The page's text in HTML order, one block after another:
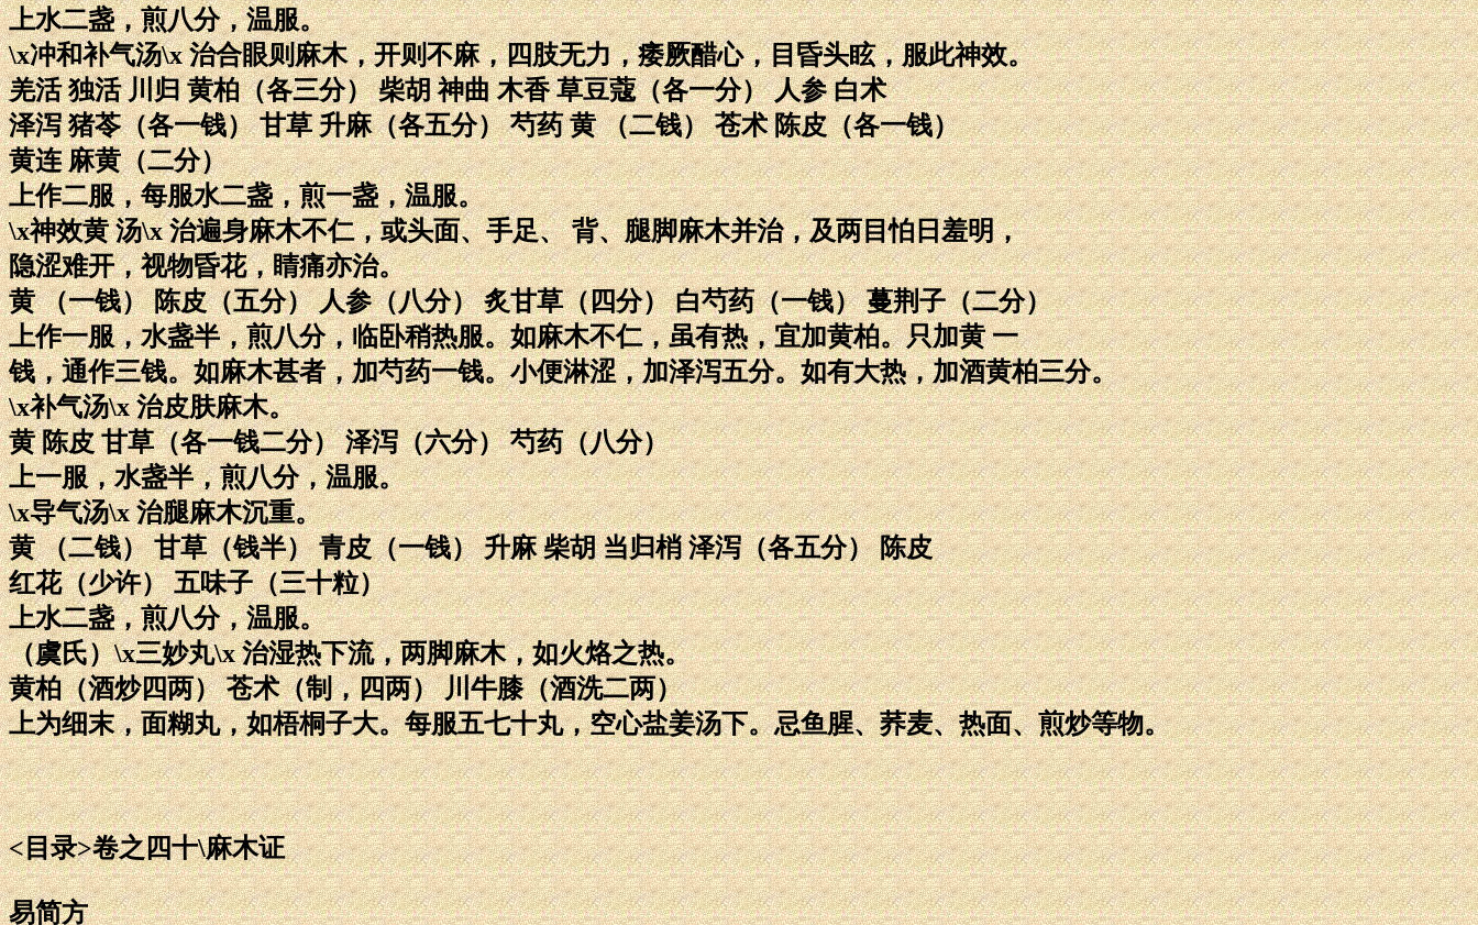
上水二盏，煎八分，温服。
\x冲和补气汤\x 治合眼则麻木，开则不麻，四肢无力，痿厥醋心，目昏头眩，服此神效。
羌活 独活 川归 黄柏（各三分） 柴胡 神曲 木香 草豆蔻（各一分） 人参 白术
泽泻 猪苓（各一钱） 甘草 升麻（各五分） 芍药 黄 （二钱） 苍术 陈皮（各一钱）
黄连 麻黄（二分）
上作二服，每服水二盏，煎一盏，温服。
\x神效黄 汤\x 治遍身麻木不仁，或头面、手足、 背、腿脚麻木并治，及两目怕日羞明，
隐涩难开，视物昏花，睛痛亦治。
黄 （一钱） 陈皮（五分） 人参（八分） 炙甘草（四分） 白芍药（一钱） 蔓荆子（二分）
上作一服，水盏半，煎八分，临卧稍热服。如麻木不仁，虽有热，宜加黄柏。只加黄 一
钱，通作三钱。如麻木甚者，加芍药一钱。小便淋涩，加泽泻五分。如有大热，加酒黄柏三分。
\x补气汤\x 治皮肤麻木。
黄 陈皮 甘草（各一钱二分） 泽泻（六分） 芍药（八分）
上一服，水盏半，煎八分，温服。
\x导气汤\x 治腿麻木沉重。
黄 （二钱） 甘草（钱半） 青皮（一钱） 升麻 柴胡 当归梢 泽泻（各五分） 陈皮
红花（少许） 五味子（三十粒）
上水二盏，煎八分，温服。
（虞氏）\x三妙丸\x 治湿热下流，两脚麻木，如火烙之热。
黄柏（酒炒四两） 苍术（制，四两） 川牛膝（酒洗二两）
上为细末，面糊丸，如梧桐子大。每服五七十丸，空心盐姜汤下。忌鱼腥、荞麦、热面、煎炒等物。
<目录>卷之四十\麻木证
易简方